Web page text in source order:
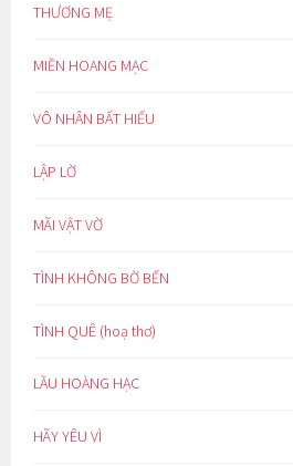
THƯƠNG MẸ
MIỀN HOANG MẠC
VÔ NHÂN BẤT HIẾU
LẬP LỜ
MÃI VẬT VỜ
TÌNH KHÔNG BỜ BẾN
TÌNH QUÊ (hoạ thơ)
LẦU HOÀNG HẠC
HÃY YÊU VÌ